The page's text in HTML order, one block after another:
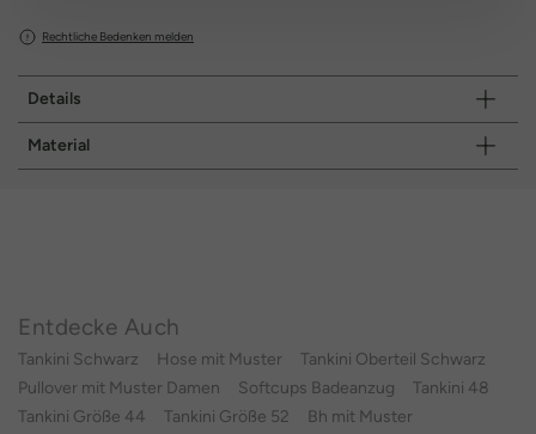
Rechtliche Bedenken melden
Details
Material
Entdecke Auch
Tankini Schwarz Hose mit Muster
Tankini Oberteil Schwarz
Pullover mit Muster Damen
Softcups Badeanzug
Tankini 48
Tankini Größe 44
Tankini Größe 52
Bh mit Muster